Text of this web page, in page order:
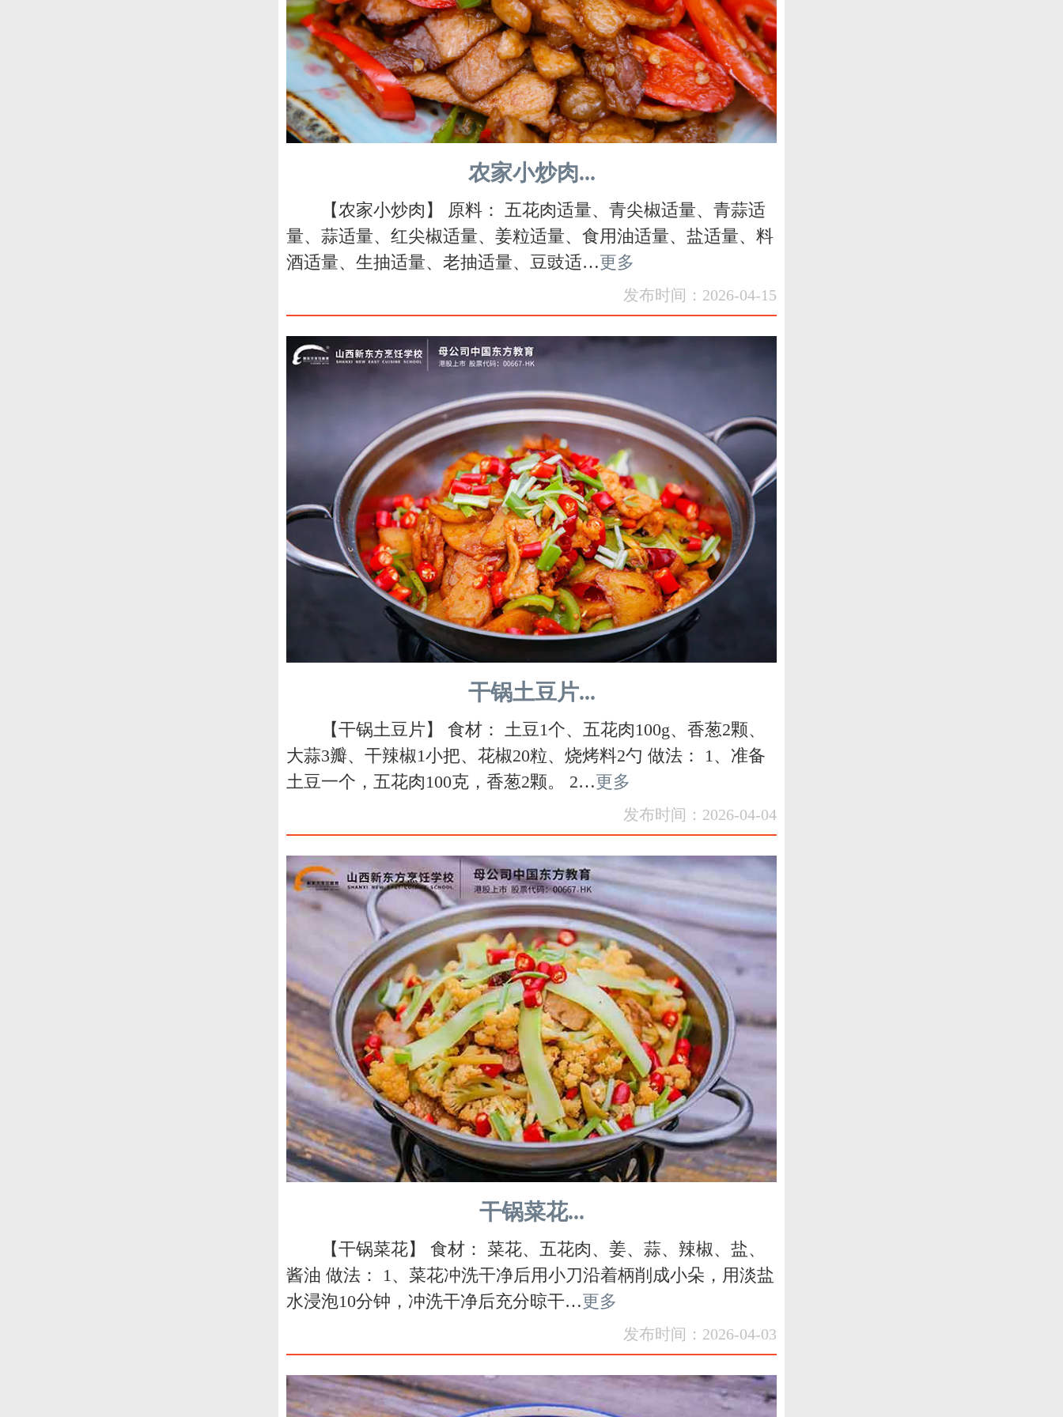
农家小炒肉...
【农家小炒肉】 原料： 五花肉适量、青尖椒适量、青蒜适
量、蒜适量、红尖椒适量、姜粒适量、食用油适量、盐适量、料
酒适量、生抽适量、老抽适量、豆豉适…更多
发布时间：2026-04-15
干锅土豆片...
【干锅土豆片】 食材： 土豆1个、五花肉100g、香葱2颗、
大蒜3瓣、干辣椒1小把、花椒20粒、烧烤料2勺 做法： 1、准备
土豆一个，五花肉100克，香葱2颗。 2…更多
发布时间：2026-04-04
干锅菜花...
【干锅菜花】 食材： 菜花、五花肉、姜、蒜、辣椒、盐、
酱油 做法： 1、菜花冲洗干净后用小刀沿着柄削成小朵，用淡盐
水浸泡10分钟，冲洗干净后充分晾干…更多
发布时间：2026-04-03